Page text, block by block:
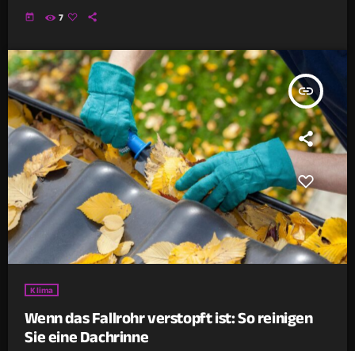
today 7
insert_link
Klima
Wenn das Fallrohr verstopft ist: So reinigen
Sie eine Dachrinne